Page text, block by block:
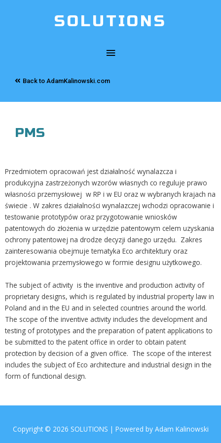
SOLUTIONS
Back to AdamKalinowski.com
PMS
Przedmiotem opracowań jest działalność wynalazcza i
produkcyjna zastrzeżonych wzorów własnych co reguluje prawo
własności przemysłowej w RP i w EU oraz w wybranych krajach na
świecie . W zakres działalności wynalazczej wchodzi opracowanie i
testowanie prototypów oraz przygotowanie wniosków
patentowych do złożenia w urzędzie patentowym celem uzyskania
ochrony patentowej na drodze decyzji danego urzędu. Zakres
zainteresowania obejmuje tematyka Eco architektury oraz
projektowania przemysłowego w formie designu użytkowego.
The subject of activity is the inventive and production activity of
proprietary designs, which is regulated by industrial property law in
Poland and in the EU and in selected countries around the world.
The scope of the inventive activity includes the development and
testing of prototypes and the preparation of patent applications to
be submitted to the patent office in order to obtain patent
protection by decision of a given office. The scope of the interest
includes the subject of Eco architecture and industrial design in the
form of functional design.
Copyright © 2026 SOLUTIONS | Powered by Adam Kalinowski